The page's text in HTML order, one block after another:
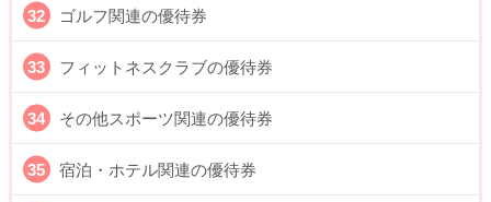
ゴルフ関連の優待券
フィットネスクラブの優待券
その他スポーツ関連の優待券
宿泊・ホテル関連の優待券